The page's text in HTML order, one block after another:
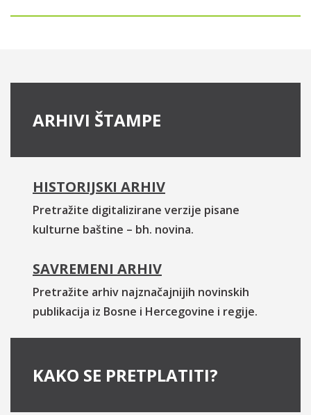
ARHIVI ŠTAMPE
HISTORIJSKI ARHIV
Pretražite digitalizirane verzije pisane
kulturne baštine – bh. novina.
SAVREMENI ARHIV
Pretražite arhiv najznačajnijih novinskih
publikacija iz Bosne i Hercegovine i regije.
KAKO SE PRETPLATITI?